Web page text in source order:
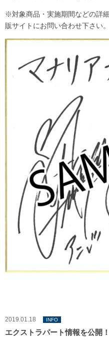
※対象商品・実施期間などの詳
販サイトにお問い合わせ下さい。
2019.01.18 INFO
エクストラパート情報を公開！